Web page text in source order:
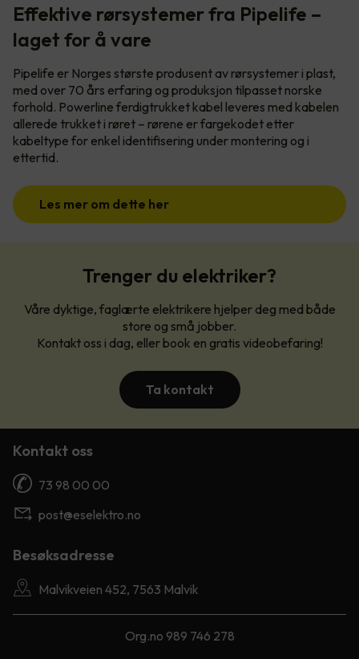
Effektive rørsystemer fra Pipelife –
laget for å vare
Pipelife er Norges største produsent av rørsystemer i plast,
med over 70 års erfaring og produksjon tilpasset norske
forhold. Powerline ferdigtrukket kabel leveres med kabelen
allerede trukket i røret – rørene er fargekodet etter
kabeltype for enkel identifisering under montering og i
ettertid.
Les mer om dette her
Trenger du elektriker?
Våre dyktige, faglærte elektrikere hjelper deg med både
store og små jobber.
Kontakt oss i dag, eller book en gratis videobefaring!
Ta kontakt
Kontakt oss
73 98 00 00
post@eselektro.no
Besøksadresse
Malvikveien 452, 7563 Malvik
Org.no 989 746 278